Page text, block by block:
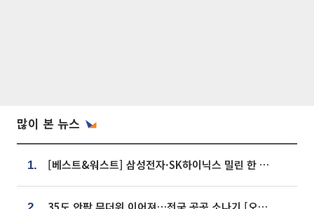
많이 본 뉴스
1. [베스트&워스트] 삼성전자·SK하이닉스 밀린 한 주…상상인증권은 85% 급등